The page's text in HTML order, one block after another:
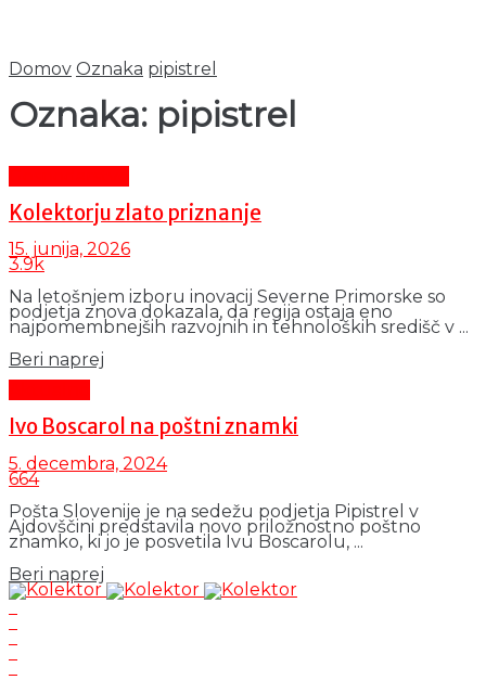
Domov Oznaka pipistrel
Oznaka: pipistrel
Kolektorju zlato priznanje
15. junija, 2026
3.9k
Na letošnjem izboru inovacij Severne Primorske so
podjetja znova dokazala, da regija ostaja eno
najpomembnejših razvojnih in tehnoloških središč v ...
Beri naprej
Ivo Boscarol na poštni znamki
5. decembra, 2024
664
Pošta Slovenije je na sedežu podjetja Pipistrel v
Ajdovščini predstavila novo priložnostno poštno
znamko, ki jo je posvetila Ivu Boscarolu, ...
Beri naprej